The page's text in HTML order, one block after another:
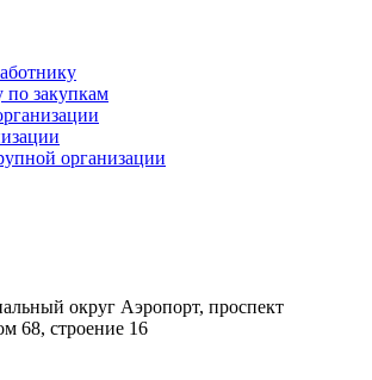
по закупкам
организации
округ Аэропорт, проспект
68, строение 16